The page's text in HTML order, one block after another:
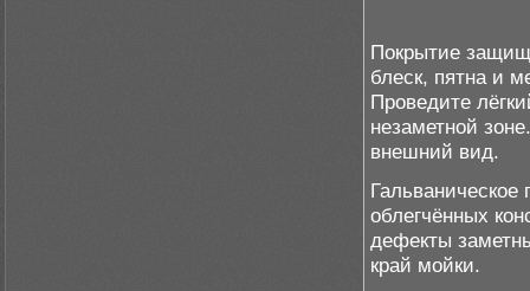
Покрытие
блеск, пятна и
Проведите
незаметной
внешний вид.
облегчённых
дефекты
край мойки.